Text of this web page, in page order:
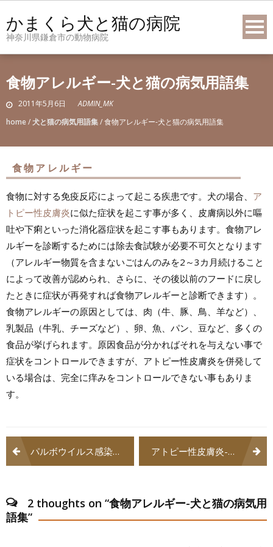
to
content
かまくら犬と猫の病院
神奈川県鎌倉市の動物病院
食物アレルギー-犬と猫の病気用語集
2011年5月6日
ADMIN_MK
home/犬と猫の病気用語集/食物アレルギー-犬と猫の病気用語集
食物アレルギー
食物に対する免疫反応によって起こる疾患です。犬の場合、 ア
トピー性皮膚炎に似た症状を起こす事が多く、皮膚病以外に嘔
吐や下痢といった消化器症状を起こす事もあります。食物アレ
ルギーを診断するためには除去食試験が必要不可欠となります
（アレルギー物質を含まないごはんのみを2～3カ月続けること
によって改善が認められ、さらに、その後以前のフードに戻し
たときに症状が再発すれば食物アレルギーと診断できます）。
食物アレルギーの原因としては、肉（牛、豚、鳥、羊など）、
乳製品（牛乳、チーズなど）、卵、魚、パン、豆など、多くの
食品が挙げられます。原因食品が分かればそれを与えない事で
症状をコントロールできますが、アトピー性皮膚炎を併発して
いる場合は、完全に痒みをコントロールできない事もありま
す。
投
稿
ナ
ビ
パルボウイルス感染症-犬と猫の病気用語集 アトピー性皮膚炎-犬と猫の病気用語集
2 thoughts on “食物アレルギー-犬と猫の病気用
語集”